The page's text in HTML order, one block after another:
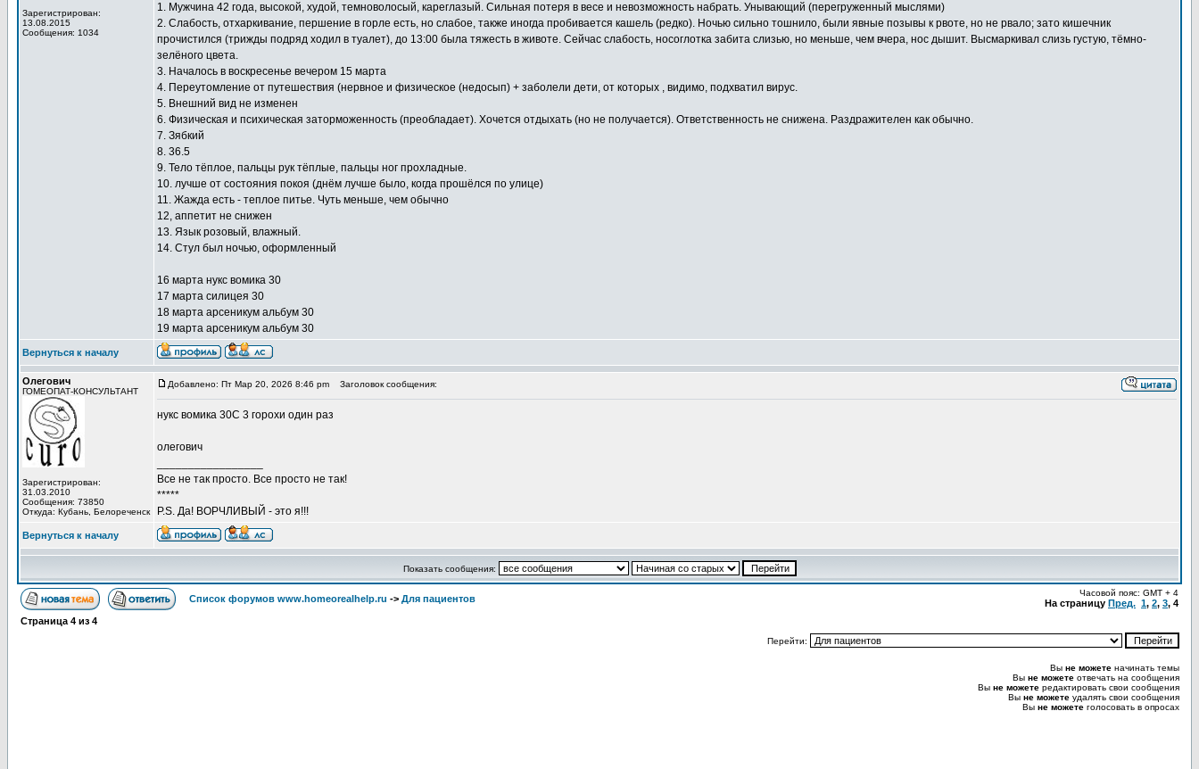
Зарегистрирован:
13.08.2015
Сообщения: 1034
1. Мужчина 42 года, высокой, худой, темноволосый, кареглазый. Сильная потеря в весе и невозможность набрать. Унывающий (перегруженный мыслями)
2. Слабость, отхаркивание, першение в горле есть, но слабое, также иногда пробивается кашель (редко). Ночью сильно тошнило, были явные позывы к рвоте, но не рвало; зато кишечник
прочистился (трижды подряд ходил в туалет), до 13:00 была тяжесть в животе. Сейчас слабость, носоглотка забита слизью, но меньше, чем вчера, нос дышит. Высмаркивал слизь густую, тёмно-
зелёного цвета.
3. Началось в воскресенье вечером 15 марта
4. Переутомление от путешествия (нервное и физическое (недосып) + заболели дети, от которых , видимо, подхватил вирус.
5. Внешний вид не изменен
6. Физическая и психическая заторможенность (преобладает). Хочется отдыхать (но не получается). Ответственность не снижена. Раздражителен как обычно.
7. Зябкий
8. 36.5
9. Тело тёплое, пальцы рук тёплые, пальцы ног прохладные.
10. лучше от состояния покоя (днём лучше было, когда прошёлся по улице)
11. Жажда есть - теплое питье. Чуть меньше, чем обычно
12, аппетит не снижен
13. Язык розовый, влажный.
14. Стул был ночью, оформленный
16 марта нукс вомика 30
17 марта силицея 30
18 марта арсеникум альбум 30
19 марта арсеникум альбум 30
Вернуться к началу
Олегович
ГОМЕОПАТ-КОНСУЛЬТАНТ
Зарегистрирован:
31.03.2010
Сообщения: 73850
Откуда: Кубань, Белореченск
Добавлено: Пт Мар 20, 2026 8:46 pm Заголовок сообщения:
нукс вомика 30С 3 горохи один раз
олегович
Все не так просто. Все просто не так!
*****
P.S. Да! ВОРЧЛИВЫЙ - это я!!!
Вернуться к началу
Показать сообщения:
Список форумов www.homeorealhelp.ru -> Для пациентов
Часовой пояс: GMT + 4
На страницу Пред. 1, 2, 3, 4
Страница 4 из 4
Перейти:
Вы не можете начинать темы
Вы не можете отвечать на сообщения
Вы не можете редактировать свои сообщения
Вы не можете удалять свои сообщения
Вы не можете голосовать в опросах